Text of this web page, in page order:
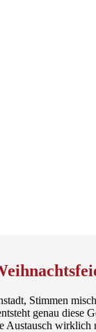
Stimmen
genau diese
Austausch